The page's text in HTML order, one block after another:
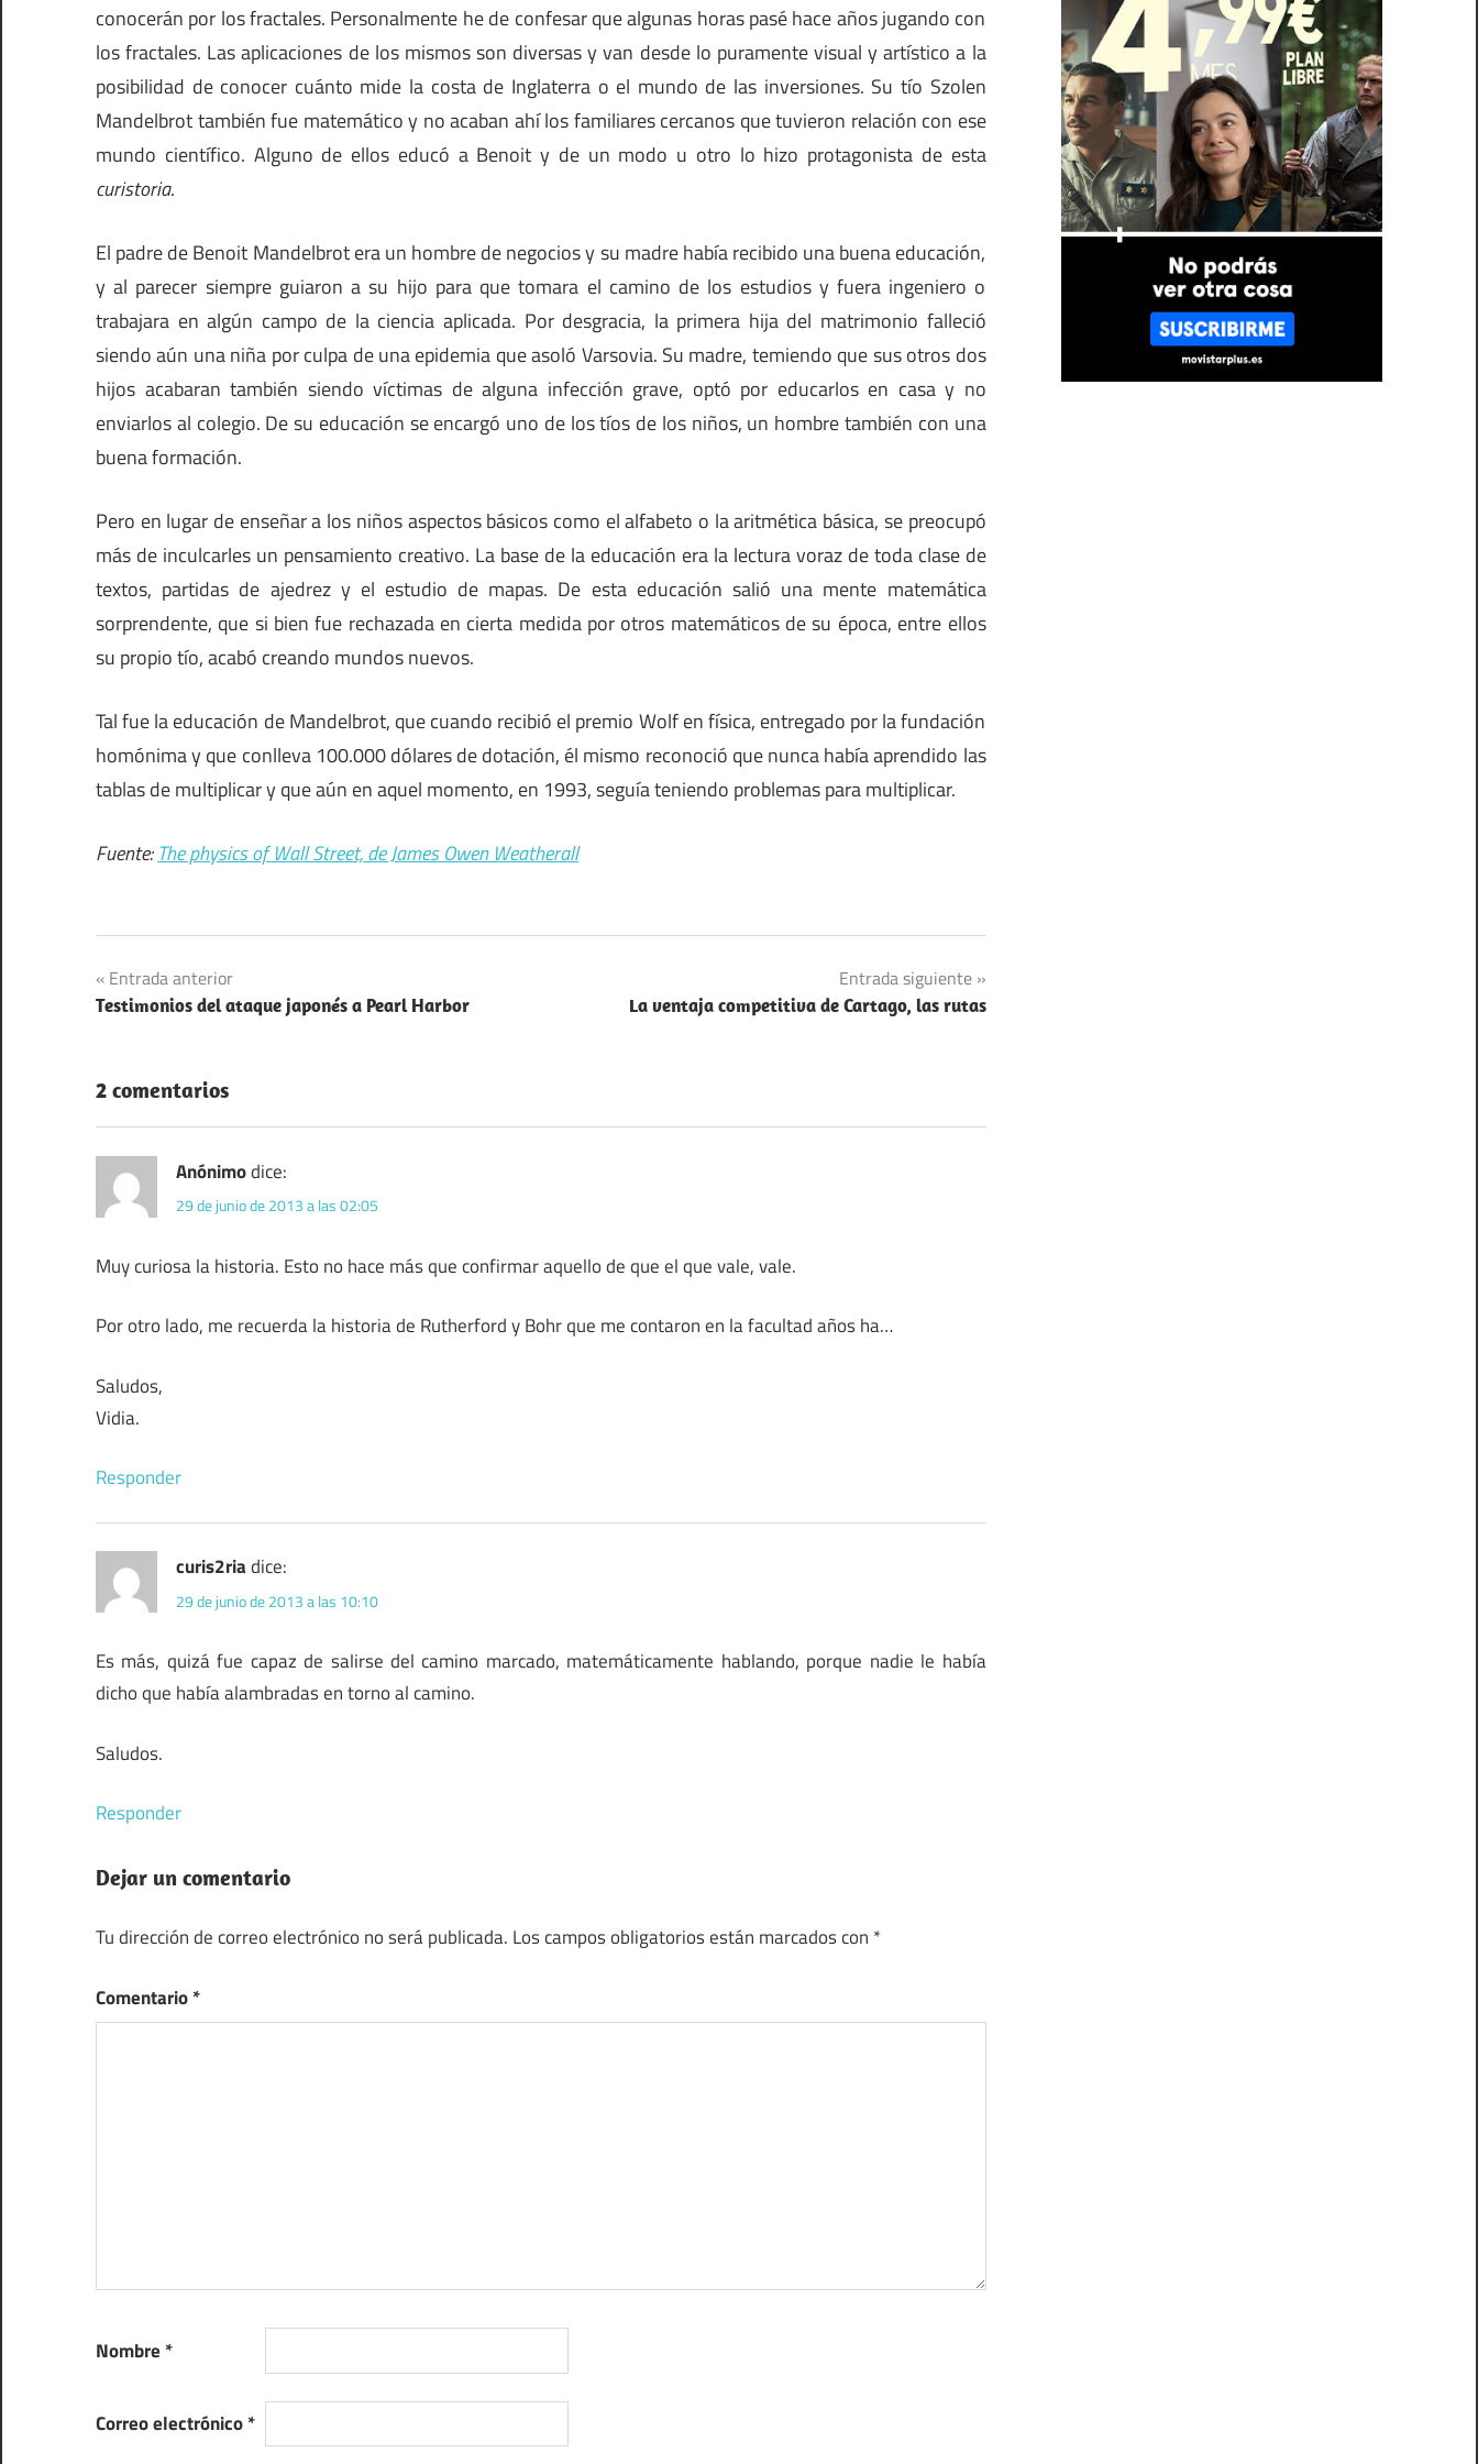
conocerán por los fractales. Personalmente he de confesar que algunas horas pasé hace años jugando con
los fractales. Las aplicaciones de los mismos son diversas y van desde lo puramente visual y artístico a la
posibilidad de conocer cuánto mide la costa de Inglaterra o el mundo de las inversiones. Su tío Szolen
Mandelbrot también fue matemático y no acaban ahí los familiares cercanos que tuvieron relación con ese
mundo científico. Alguno de ellos educó a Benoit y de un modo u otro lo hizo protagonista de esta
curistoria.
El padre de Benoit Mandelbrot era un hombre de negocios y su madre había recibido una buena educación,
y al parecer siempre guiaron a su hijo para que tomara el camino de los estudios y fuera ingeniero o
trabajara en algún campo de la ciencia aplicada. Por desgracia, la primera hija del matrimonio falleció
siendo aún una niña por culpa de una epidemia que asoló Varsovia. Su madre, temiendo que sus otros dos
hijos acabaran también siendo víctimas de alguna infección grave, optó por educarlos en casa y no
enviarlos al colegio. De su educación se encargó uno de los tíos de los niños, un hombre también con una
buena formación.
Pero en lugar de enseñar a los niños aspectos básicos como el alfabeto o la aritmética básica, se preocupó
más de inculcarles un pensamiento creativo. La base de la educación era la lectura voraz de toda clase de
textos, partidas de ajedrez y el estudio de mapas. De esta educación salió una mente matemática
sorprendente, que si bien fue rechazada en cierta medida por otros matemáticos de su época, entre ellos
su propio tío, acabó creando mundos nuevos.
Tal fue la educación de Mandelbrot, que cuando recibió el premio Wolf en física, entregado por la fundación
homónima y que conlleva 100.000 dólares de dotación, él mismo reconoció que nunca había aprendido las
tablas de multiplicar y que aún en aquel momento, en 1993, seguía teniendo problemas para multiplicar.
Fuente: The physics of Wall Street, de James Owen Weatherall
Navegación
de
entradas
Entrada anterior
Testimonios del ataque japonés a Pearl Harbor
Entrada siguiente
La ventaja competitiva de Cartago, las rutas
2 comentarios
Anónimodice:
29 de junio de 2013 a las 02:05
Muy curiosa la historia. Esto no hace más que confirmar aquello de que el que vale, vale.
Por otro lado, me recuerda la historia de Rutherford y Bohr que me contaron en la facultad años ha…
Saludos,
Vidia.
Responder
curis2riadice:
29 de junio de 2013 a las 10:10
Es más, quizá fue capaz de salirse del camino marcado, matemáticamente hablando, porque nadie le había
dicho que había alambradas en torno al camino.
Saludos.
Responder
Dejar un comentario
Tu dirección de correo electrónico no será publicada. Los campos obligatorios están marcados con *
Comentario*
Nombre *
Correo electrónico*